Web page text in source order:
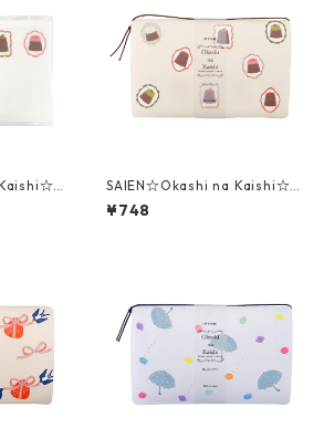
（307
SAIEN☆Okashi na Kaishi☆
懐紙☆カヌレブローチ（353
7）ストーンペーパー製ケース
¥748